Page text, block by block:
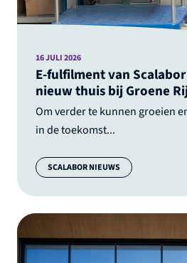
E-fulfilment van
nieuw thuis bij Groene
Om verder te kunnen groeien
in de toekomst...
16 JULI 2026
Categorie:
SCALABOR NIEUWS